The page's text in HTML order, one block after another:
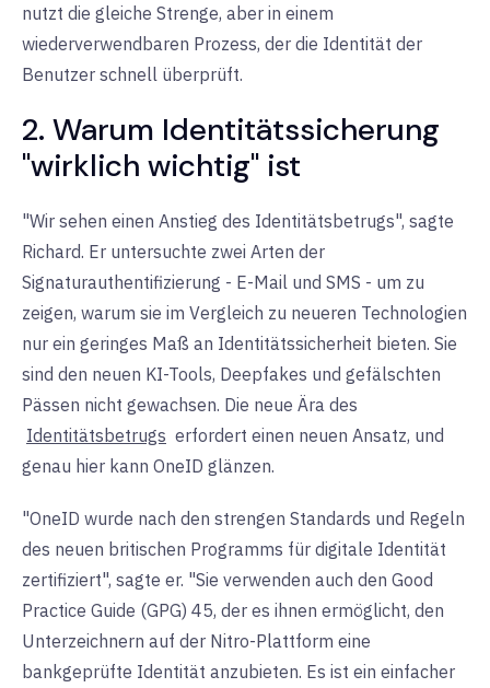
nutzt die gleiche Strenge, aber in einem
wiederverwendbaren Prozess, der die Identität der
Benutzer schnell überprüft.
2. Warum Identitätssicherung
"wirklich wichtig" ist
"Wir sehen einen Anstieg des Identitätsbetrugs", sagte
Richard. Er untersuchte zwei Arten der
Signaturauthentifizierung - E-Mail und SMS - um zu
zeigen, warum sie im Vergleich zu neueren Technologien
nur ein geringes Maß an Identitätssicherheit bieten. Sie
sind den neuen KI-Tools, Deepfakes und gefälschten
Pässen nicht gewachsen. Die neue Ära des
Identitätsbetrugs erfordert einen neuen Ansatz, und
genau hier kann OneID glänzen.
"OneID wurde nach den strengen Standards und Regeln
des neuen britischen Programms für digitale Identität
zertifiziert", sagte er. "Sie verwenden auch den Good
Practice Guide (GPG) 45, der es ihnen ermöglicht, den
Unterzeichnern auf der Nitro-Plattform eine
bankgeprüfte Identität anzubieten. Es ist ein einfacher